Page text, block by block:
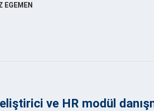
EGEMEN
ve HR modül